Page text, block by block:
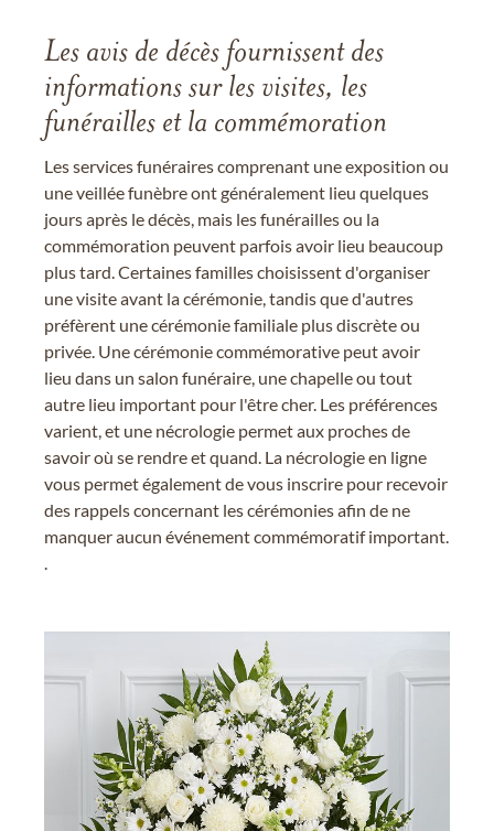
Les avis de décès fournissent des
informations sur les visites, les
funérailles et la commémoration
Les services funéraires comprenant une exposition ou
une veillée funèbre ont généralement lieu quelques
jours après le décès, mais les funérailles ou la
commémoration peuvent parfois avoir lieu beaucoup
plus tard. Certaines familles choisissent d'organiser
une visite avant la cérémonie, tandis que d'autres
préfèrent une cérémonie familiale plus discrète ou
privée. Une cérémonie commémorative peut avoir
lieu dans un salon funéraire, une chapelle ou tout
autre lieu important pour l'être cher. Les préférences
varient, et une nécrologie permet aux proches de
savoir où se rendre et quand. La nécrologie en ligne
vous permet également de vous inscrire pour recevoir
des rappels concernant les cérémonies afin de ne
manquer aucun événement commémoratif important.